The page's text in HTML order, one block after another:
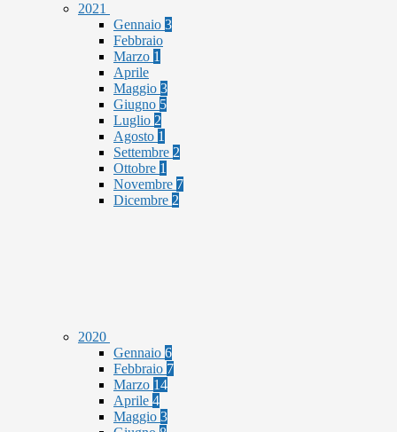
2021
Gennaio 3
Febbraio
Marzo 1
Aprile
Maggio 3
Giugno 5
Luglio 2
Agosto 1
Settembre 2
Ottobre 1
Novembre 7
Dicembre 2
2020
Gennaio 6
Febbraio 7
Marzo 14
Aprile 4
Maggio 3